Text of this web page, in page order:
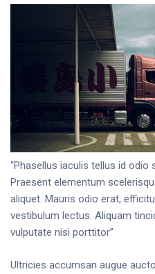
“Phasellus iaculis tellus id
Praesent elementum
aliquet. Mauris odio erat,
vestibulum lectus. Aliquam
vulputate nisi porttitor”
Ultricies accumsan augue